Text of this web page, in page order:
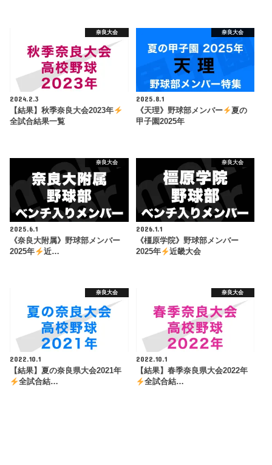
奈良大会
2024.2.3
【結果】秋季奈良大会2023年
全試合結果一覧
奈良大会
2025.8.1
《天理》野球部メンバー
夏の
甲子園2025年
奈良大会
2025.6.1
《奈良大附属》野球部メンバー
2025年
近…
奈良大会
2026.1.1
《橿原学院》野球部メンバー
2025年
近畿大会
奈良大会
2022.10.1
【結果】夏の奈良県大会2021年
全試合結…
奈良大会
2022.10.1
【結果】春季奈良県大会2022年
全試合結…